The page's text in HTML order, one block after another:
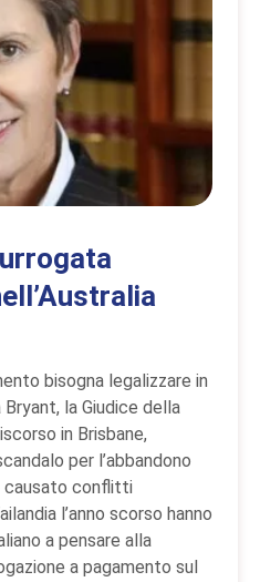
bisogna legalizzare in
la Giudice della
in Brisbane,
per l’abbandono
causato conflitti
l’anno scorso hanno
a pensare alla
a pagamento sul